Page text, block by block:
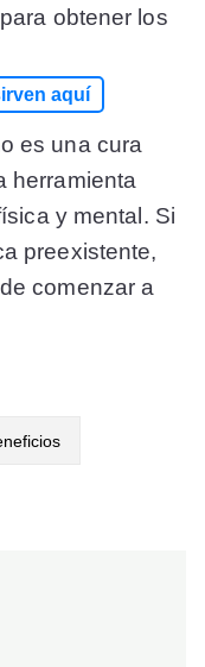
obtener los
aquí
es una cura
herramienta
y mental. Si
preexistente,
comenzar a